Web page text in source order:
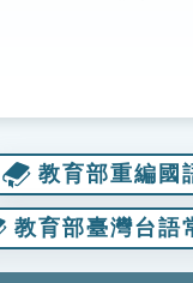
教育部重編國
教育部臺灣台語